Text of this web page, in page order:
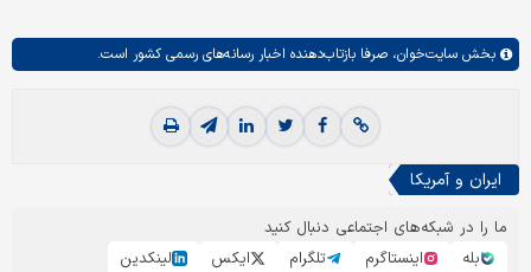
بخش سایت‌خوان، صرفا بازتاب‌دهنده اخبار رسانه‌های رسمی کشور است.
ایران و آمریکا
ما را در شبکه‌های اجتماعی دنبال کنید
بله
اینستاگرم تلگرام ایکس لینکدین